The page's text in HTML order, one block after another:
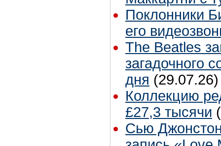
Поклонники
его
The Beatles
загадочного
дня (29.07.26)
Коллекцию
£27,3 тысячи
Сью